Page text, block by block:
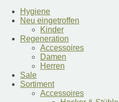
Die
Optionen
können
auf
Produktseite
gewählt
werden
Hygiene
Neu eingetroffen
Kinder
Regeneration
Accessoires
Damen
Herren
Sale
Sortiment
Accessoires